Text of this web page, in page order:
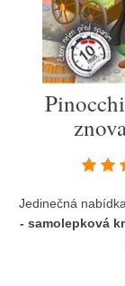
Jedinečná nabídka
- samolepková